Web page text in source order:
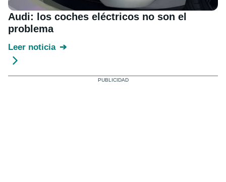
Audi: los coches eléctricos no son el
problema
Leer noticia